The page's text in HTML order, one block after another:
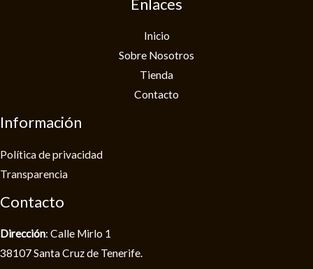
Enlaces
Inicio
Sobre Nosotros
Tienda
Contacto
Información
Política de privacidad​
Transparencia
Contacto
Dirección: Calle Mirlo 1
38107 Santa Cruz de Tenerife.